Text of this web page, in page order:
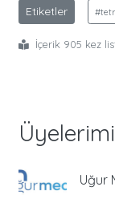
Etiketler
İçerik 905 kez
Uğur